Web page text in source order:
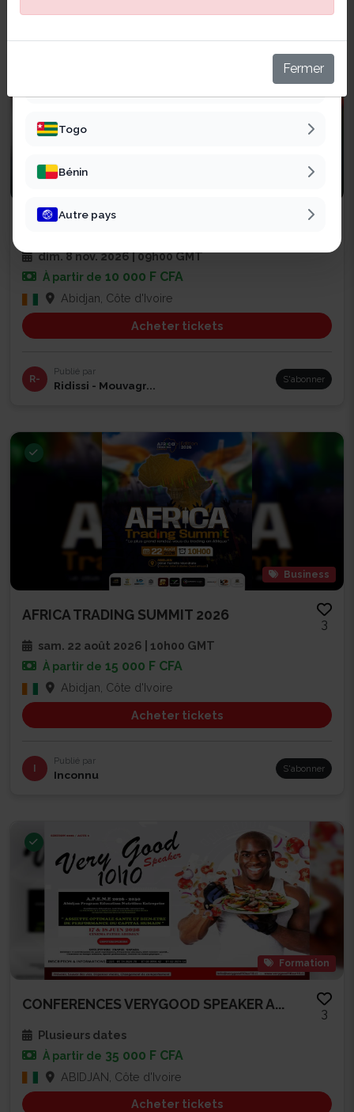
SALON CHAINE DE VALEUR EXPO
dim. 8 nov. 2026 | 09h00 GMT
À partir de 10 000 F CFA
Abidjan, Côte d'Ivoire
Acheter tickets
R-
Publié par
Ridissi - Mouvagr... S'abonner
Business
AFRICA TRADING SUMMIT 2026
3
sam. 22 août 2026 | 10h00 GMT
À partir de 15 000 F CFA
Abidjan, Côte d'Ivoire
Acheter tickets
I
Publié par
Inconnu S'abonner
Formation
CONFERENCES VERYGOOD SPEAKER A...
3
Plusieurs dates
À partir de 35 000 F CFA
ABIDJAN, Côte d'Ivoire
Acheter tickets
Mali
Togo
Bénin
Autre pays
Fermer